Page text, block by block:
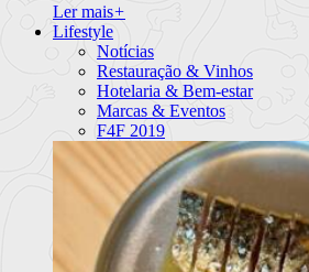
Ler mais+
Lifestyle
Notícias
Restauração & Vinhos
Hotelaria & Bem-estar
Marcas & Eventos
F4F 2019